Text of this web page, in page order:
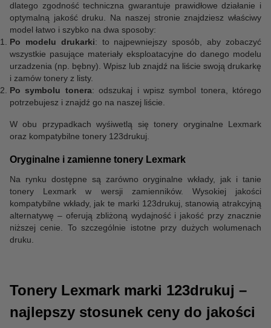
dlatego zgodność techniczna gwarantuje prawidłowe działanie i
optymalną jakość druku. Na naszej stronie znajdziesz właściwy
model łatwo i szybko na dwa sposoby:
Po modelu drukarki: to najpewniejszy sposób, aby zobaczyć
wszystkie pasujące materiały eksploatacyjne do danego modelu
urzadzenia (np. bębny). Wpisz lub znajdź na liście swoją drukarkę
i zamów tonery z listy.
Po symbolu tonera: odszukaj i wpisz symbol tonera, którego
potrzebujesz i znajdź go na naszej liście.
W obu przypadkach wyśiwetlą się tonery oryginalne Lexmark
oraz kompatybilne tonery 123drukuj.
Oryginalne i zamienne tonery Lexmark
Na rynku dostępne są zarówno oryginalne wkłady, jak i tanie
tonery Lexmark w wersji zamienników. Wysokiej jakości
kompatybilne wkłady, jak te marki 123drukuj, stanowią atrakcyjną
alternatywę – oferują zbliżoną wydajność i jakość przy znacznie
niższej cenie. To szczególnie istotne przy dużych wolumenach
druku.
Tonery Lexmark marki 123drukuj –
najlepszy stosunek ceny do jakości